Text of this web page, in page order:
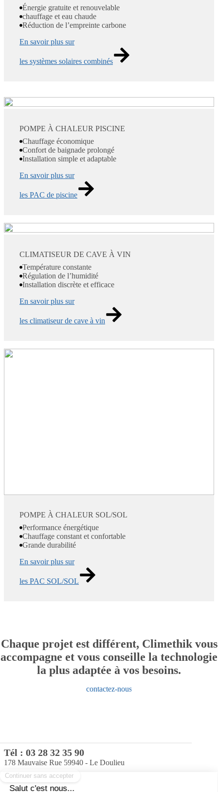
Énergie gratuite et renouvelable
chauffage et eau chaude
Réduction de l’empreinte carbone
En savoir plus sur
les systèmes solaires combinés
POMPE À CHALEUR PISCINE
Chauffage économique
Confort de baignade prolongé
Installation simple et adaptable
En savoir plus sur
les PAC de piscine
CLIMATISEUR DE CAVE À VIN
Température constante
Régulation de l’humidité
Installation discrète et efficace
En savoir plus sur
les climatiseur de cave à vin
POMPE À CHALEUR SOL/SOL
Performance énergétique
Chauffage constant et confortable
Grande durabilité
En savoir plus sur
les PAC SOL/SOL
Chaque projet est différent, Climethik vous
accompagne et vous conseille la technologie
la plus adaptée à vos besoins.
contactez-nous
Tél : 03 28 32 35 90
178 Mauvaise Rue 59940 - Le Doulieu